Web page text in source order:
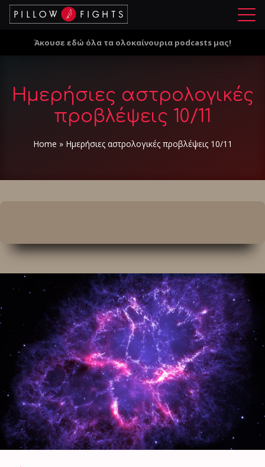
Μ
ο
Άκουσε εδώ όλα τα ολοκαίνουρια podcasts μας!
Ημερήσιες αστρολογικές
προβλέψεις 10/11
Home » Ημερήσιες αστρολογικές προβλέψεις 10/11